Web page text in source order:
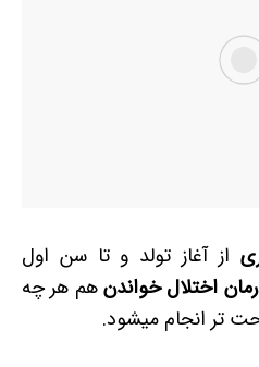
از آغاز تولد و تا سن اول
اختلال خواندنهم هر چه
تر انجام می­شود.